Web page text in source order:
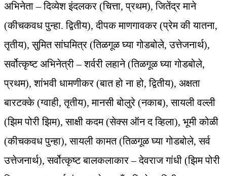
अभिनेता – दिव्येश इंदलकर (चित्ता, प्रथम), जितेंद्र माने
(कीचकवध पुन्हा. द्वितीय), दीपक माणगावकर (प्रेम की यातना,
तृतीय), सुमित सांघमित्र (तिळगूळ घ्या गोडबोले, उत्तेजनार्थ),
सर्वोत्कृष्ट अभिनेत्री – शर्वरी लहाने (तिळगूळ घ्या गोडबोले,
प्रथम), शांभवी धामणीकर (बात हो ना हो, द्वितीय), अक्षता
बारटक्के (ग्वाही, तृतीय), मानसी बोलुरे (नकाब), सायली वल्ली
(झिम पोरी झिम), साक्षी कदम (सेक्स ऑन द व्हिला), भूमी कोळी
(कीचकवध पुन्हा), सायली कामत (तिळगूळ घ्या गोडबोले, सर्व
उत्तेजनार्थ), सर्वोत्कृष्ट बालकलाकार – देवराज गांधी (झिम पोरी